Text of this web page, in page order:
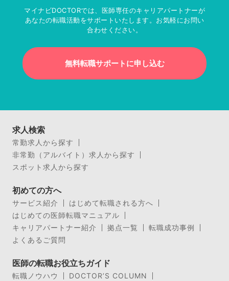
マイナビDOCTORでは、医師専任のキャリアパートナーが
あなたの転職活動をサポートいたします。お気軽にお問い
合わせください。
無料転職サポートに申し込む
求人検索
常勤求人から探す
非常勤（アルバイト）求人から探す
スポット求人から探す
初めての方へ
サービス紹介
はじめて転職される方へ
はじめての医師転職マニュアル
キャリアパートナー紹介
拠点一覧
転職成功事例
よくあるご質問
医師の転職お役立ちガイド
転職ノウハウ
DOCTOR’S COLUMN